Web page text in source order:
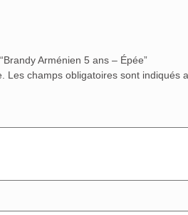
Arménien 5 ans – Épée”
Les champs obligatoires sont indiqués